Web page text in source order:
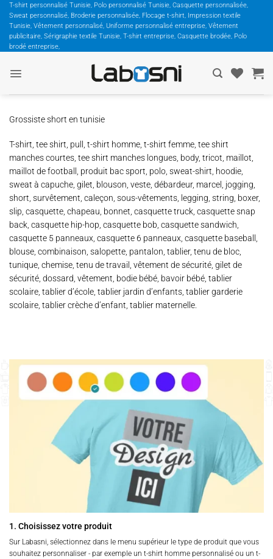
Passer
contenu
T-shirt personnalisé Tunisie, Polo personnalisé Tunisie, Casquette personnalisée,
Sweat personnalisé, Broderie personnalisée, Flocage t-shirt, Impression textile
Tunisie, Vêtement personnalisé, Uniforme personnalisé entreprise, Vêtement
publicitaire, Sérigraphie textile Tunisie, T-shirt entreprise, Casquette brodée, Polo
brodé entreprise,
Grossiste short en tunisie
T-shirt, tee shirt, pull, t-shirt homme, t-shirt femme, tee shirt
manches courtes, tee shirt manches longues, body, tricot, maillot,
maillot de football, produit bac sport, polo, sweat-shirt, hoodie,
sweat à capuche, gilet, blouson, veste, débardeur, marcel, jogging,
short, survêtement, caleçon, sous-vêtements, legging, string, boxer,
slip, casquette, chapeau, bonnet, casquette truck, casquette snap
back, casquette hip-hop, casquette bob, casquette sandwich,
casquette 5 panneaux, casquette 6 panneaux, casquette baseball,
blouse, combinaison, salopette, pantalon, tablier, tenu de bloc,
tunique, chemise, tenu de travail, vêtement de sécurité, gilet de
sécurité, dossard, vêtement, bodie bébé, bavoir bébé, tablier
scolaire, tablier d’école, tablier jardin d’enfants, tablier garderie
scolaire, tablier crèche d’enfant, tablier maternelle.
1. Choisissez votre produit
Sur Labasni, sélectionnez dans le menu supérieur le type de produit que vous
souhaitez personnaliser - par exemple un t-shirt homme personnalisé ou un t-